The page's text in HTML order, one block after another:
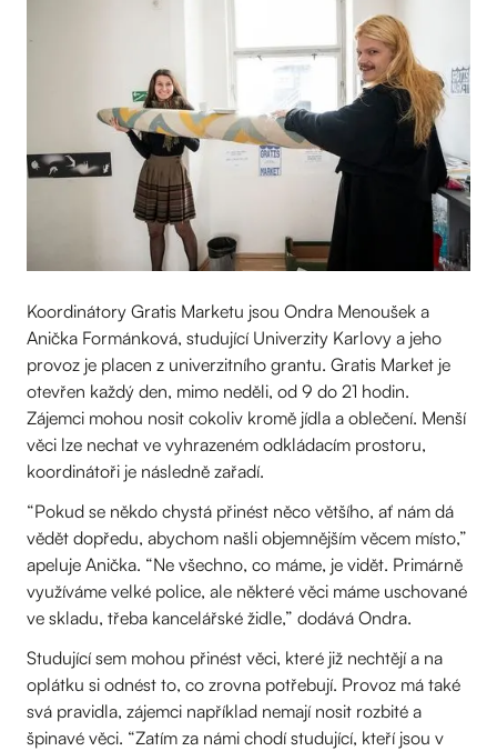
Koordinátory Gratis Marketu jsou Ondra Menoušek a
Anička Formánková, studující Univerzity Karlovy a jeho
provoz je placen z univerzitního grantu. Gratis Market je
otevřen každý den, mimo neděli, od 9 do 21 hodin.
Zájemci mohou nosit cokoliv kromě jídla a oblečení. Menší
věci lze nechat ve vyhrazeném odkládacím prostoru,
koordinátoři je následně zařadí.
“Pokud se někdo chystá přinést něco většího, ať nám dá
vědět dopředu, abychom našli objemnějším věcem místo,”
apeluje Anička. “Ne všechno, co máme, je vidět. Primárně
využíváme velké police, ale některé věci máme uschované
ve skladu, třeba kancelářské židle,” dodává Ondra.
Studující sem mohou přinést věci, které již nechtějí a na
oplátku si odnést to, co zrovna potřebují. Provoz má také
svá pravidla, zájemci například nemají nosit rozbité a
špinavé věci. “Zatím za námi chodí studující, kteří jsou v